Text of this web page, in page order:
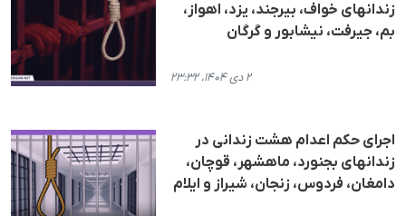
زندانهای خواف، بیرجند، یزد، اهواز،
بم، جیرفت، نیشابور و گرگان
۲ دی ۱۴۰۴، ۲۳:۳۲
اجرای حکم اعدام هشت زندانی در
زندانهای بجنورد، ماهشهر، قوچان،
دامغان، فردوس، زنجان، شیراز و ایلام